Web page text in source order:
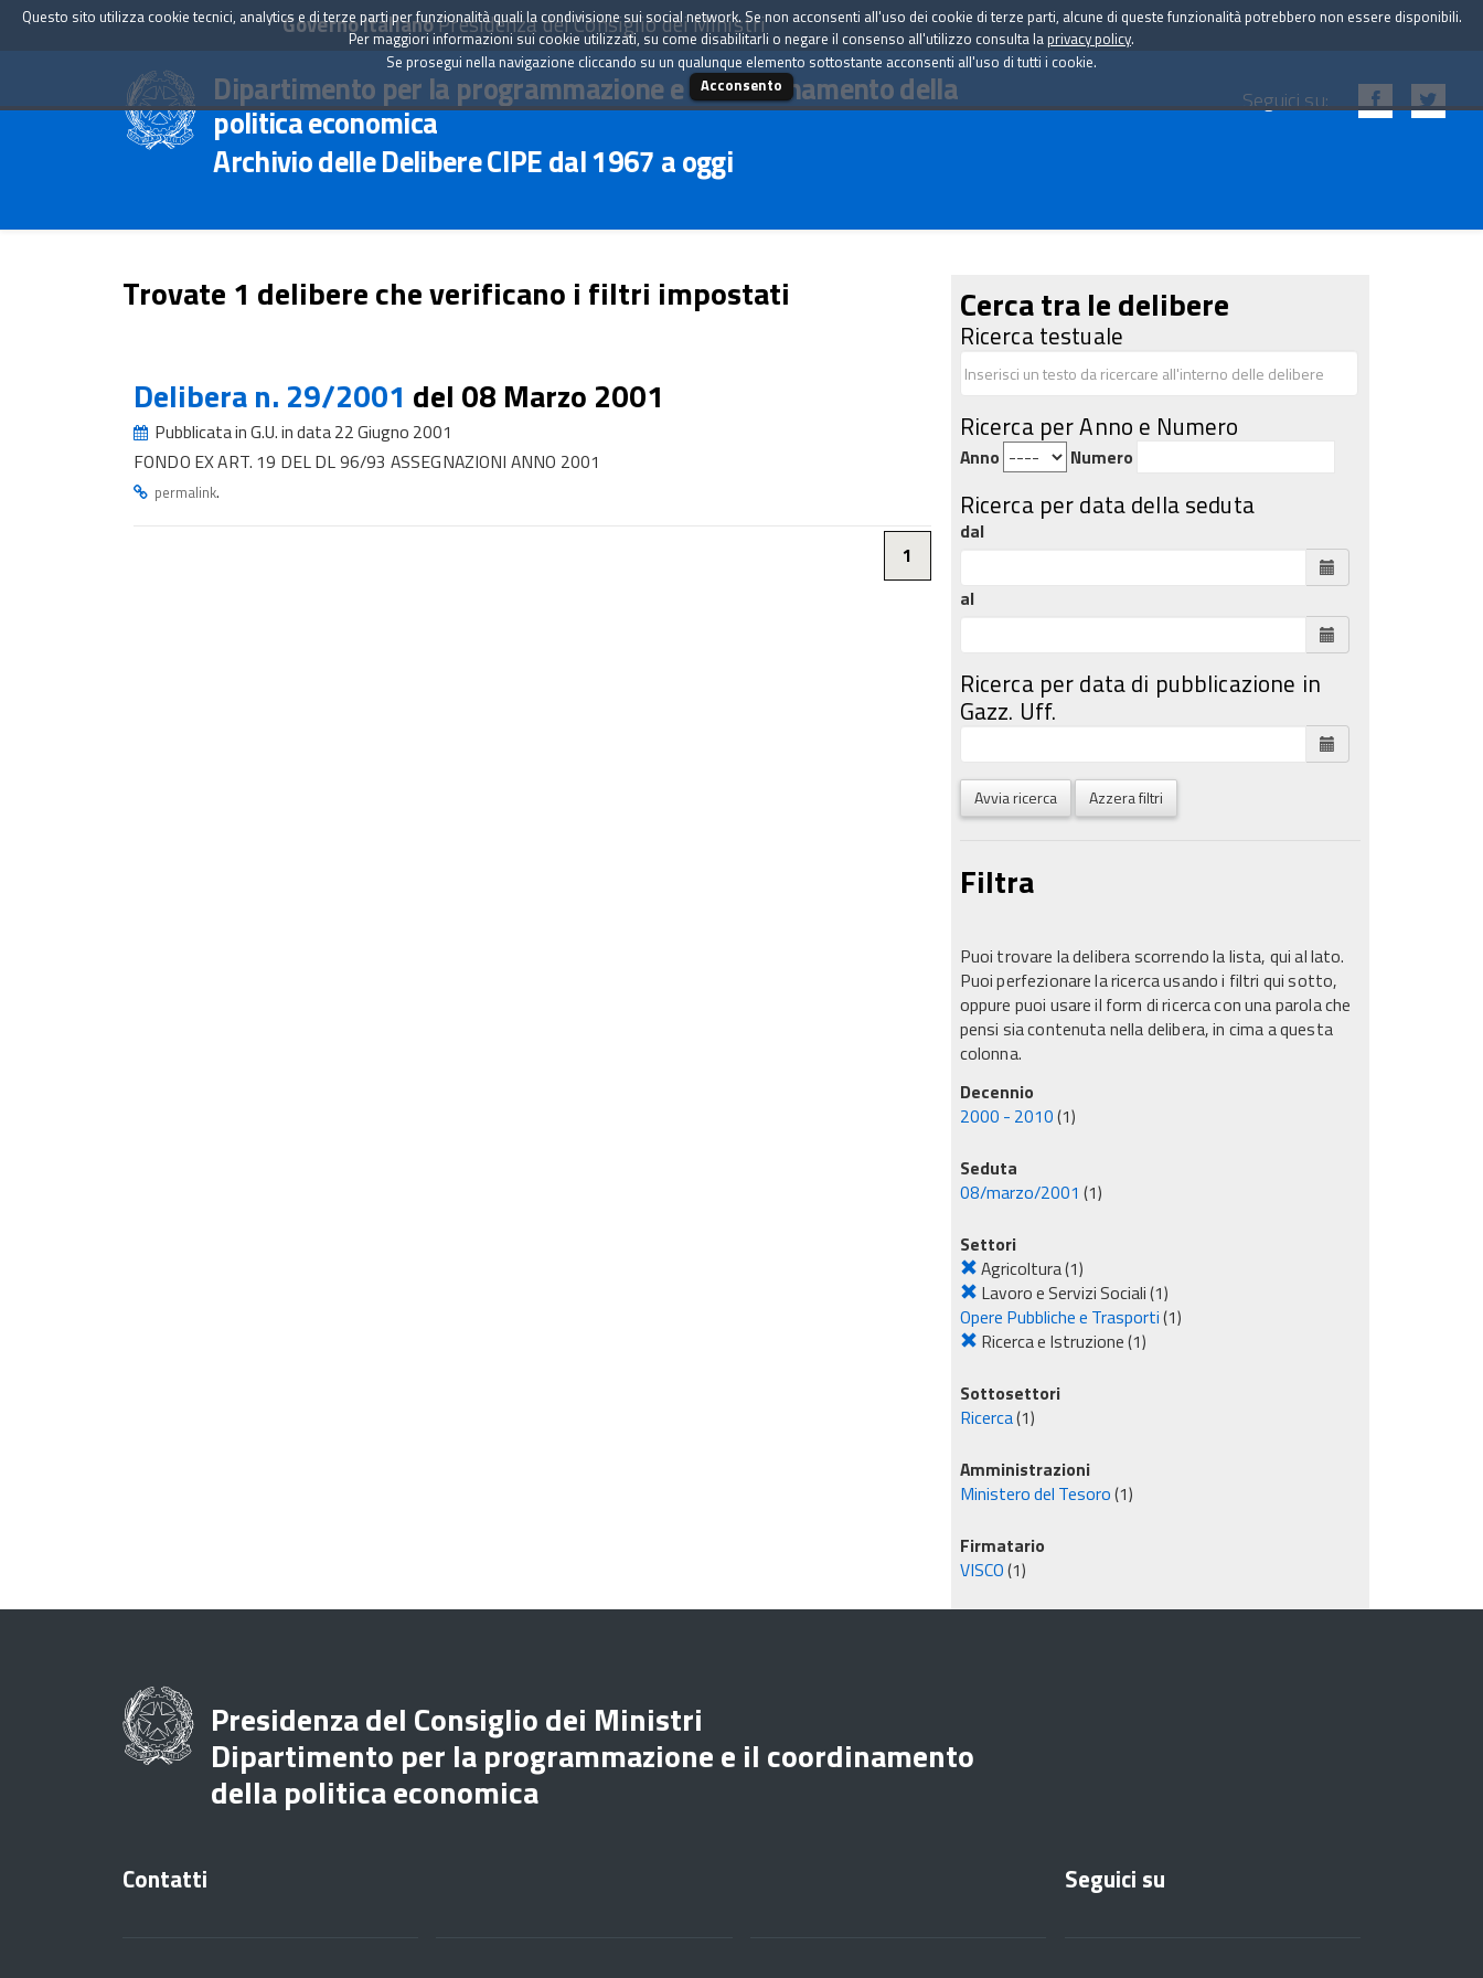
Governo ItalianoPresidenza del Consiglio dei Ministri
Dipartimento per la programmazione e il coordinamento della
politica economica
Archivio delle Delibere CIPE dal 1967 a oggi
Seguici su:
Trovate 1 delibere che verificano i filtri impostati
Delibera n. 29/2001 del 08 Marzo 2001
Pubblicata in G.U. in data 22 Giugno 2001
FONDO EX ART. 19 DEL DL 96/93 ASSEGNAZIONI ANNO 2001
permalink.
1
Cerca tra le delibere
Ricerca testuale
Ricerca per Anno e Numero
Anno Numero
Ricerca per data della seduta
dal
al
Ricerca per data di pubblicazione in
Gazz. Uff.
Avvia ricerca Azzera filtri
Filtra
Puoi trovare la delibera scorrendo la lista, qui al lato.
Puoi perfezionare la ricerca usando i filtri qui sotto,
oppure puoi usare il form di ricerca con una parola che
pensi sia contenuta nella delibera, in cima a questa
colonna.
Decennio
2000 - 2010(1)
Seduta
08/marzo/2001 (1)
Settori
Agricoltura(1)
Lavoro e Servizi Sociali(1)
Opere Pubbliche e Trasporti(1)
Ricerca e Istruzione(1)
Sottosettori
Ricerca(1)
Amministrazioni
Ministero del Tesoro(1)
Firmatario
VISCO(1)
Questo sito utilizza cookie tecnici, analytics e di terze parti per funzionalità quali la condivisione sui social network. Se non acconsenti all'uso dei cookie di terze parti, alcune di queste funzionalità potrebbero non essere disponibili.
Per maggiori informazioni sui cookie utilizzati, su come disabilitarli o negare il consenso all'utilizzo consulta la privacy policy.
Se prosegui nella navigazione cliccando su un qualunque elemento sottostante acconsenti all'uso di tutti i cookie.
Acconsento
Presidenza del Consiglio dei Ministri
Dipartimento per la programmazione e il coordinamento
della politica economica
Contatti Seguici su